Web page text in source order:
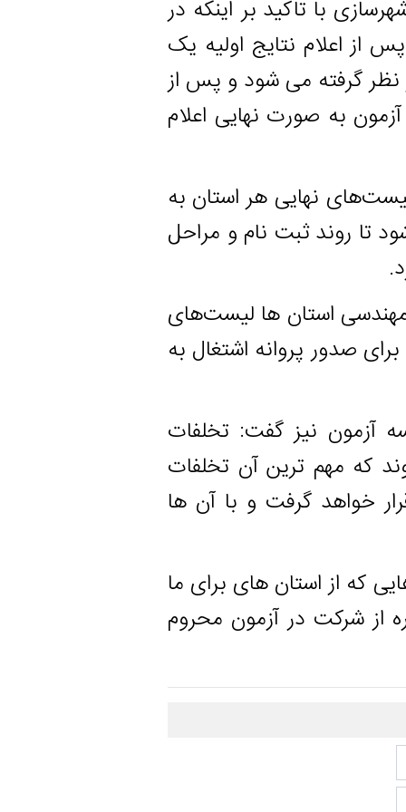
تاکید بر اینکه در
از اعلام نتایج اولیه یک
گرفته می شود و پس از
خرداد ماه ۹۸ نتایج آزمون به صورت نهایی اعلام
نهایی هر استان به
ثبت نام و مراحل
استان ها لیست‌های
پروانه اشتغال به
نیز گفت: تخلفات
ترین آن تخلفات
گرفت و با آن ها
استان های برای ما
در آزمون محروم